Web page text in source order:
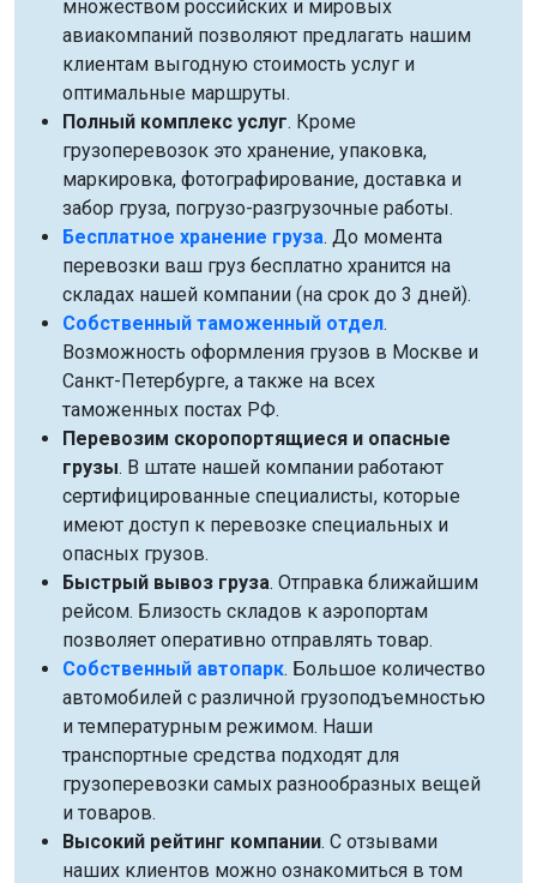
множеством российских и мировых
авиакомпаний позволяют предлагать нашим
клиентам выгодную стоимость услуг и
оптимальные маршруты.
Полный комплекс услуг. Кроме
грузоперевозок это хранение, упаковка,
маркировка, фотографирование, доставка и
забор груза, погрузо-разгрузочные работы.
Бесплатное хранение груза. До момента
перевозки ваш груз бесплатно хранится на
складах нашей компании (на срок до 3 дней).
Собственный таможенный отдел.
Возможность оформления грузов в Москве и
Санкт-Петербурге, а также на всех
таможенных постах РФ.
Перевозим скоропортящиеся и опасные
грузы. В штате нашей компании работают
сертифицированные специалисты, которые
имеют доступ к перевозке специальных и
опасных грузов.
Быстрый вывоз груза. Отправка ближайшим
рейсом. Близость складов к аэропортам
позволяет оперативно отправлять товар.
Собственный автопарк. Большое количество
автомобилей с различной грузоподъемностью
и температурным режимом. Наши
транспортные средства подходят для
грузоперевозки самых разнообразных вещей
и товаров.
Высокий рейтинг компании. С отзывами
наших клиентов можно ознакомиться в том